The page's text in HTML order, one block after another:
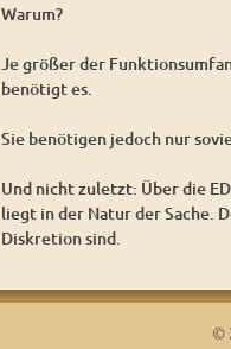
Warum?
Je größer der
benötigt es.
Sie benötigen jedoch nur
Und nicht zuletzt: Über die
liegt in der Natur der Sache.
Diskretion sind.
©